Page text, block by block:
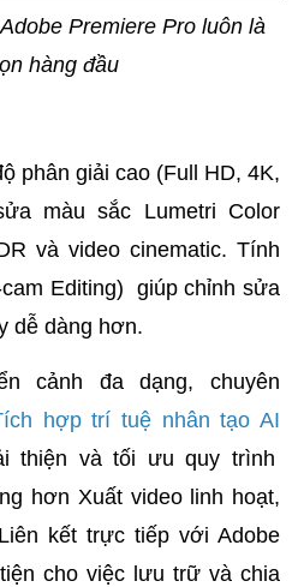
Premiere Pro luôn là
hàng đầu
phân giải cao (Full HD, 4K,
màu sắc Lumetri Color
và video cinematic. Tính
Editing) giúp chỉnh sửa
dễ dàng hơn.
cảnh đa dạng, chuyên
hợp trí tuệ nhân tạo AI
thiện và tối ưu quy trình
hơn Xuất video linh hoạt,
kết trực tiếp với Adobe
cho việc lưu trữ và chia